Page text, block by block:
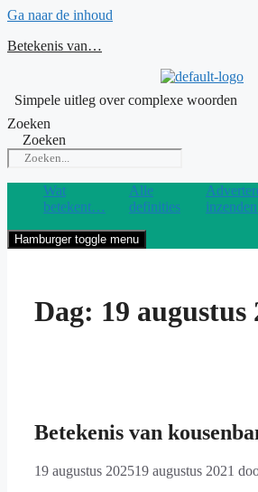
Ga naar de inhoud
Betekenis van…
Simpele uitleg over complexe woorden
Zoeken
Zoeken
Wat
betekent…
Alle
definities
Hamburger toggle menu
Dag: 19 augustus
Betekenis van
19 augustus 202519 augustus 2021